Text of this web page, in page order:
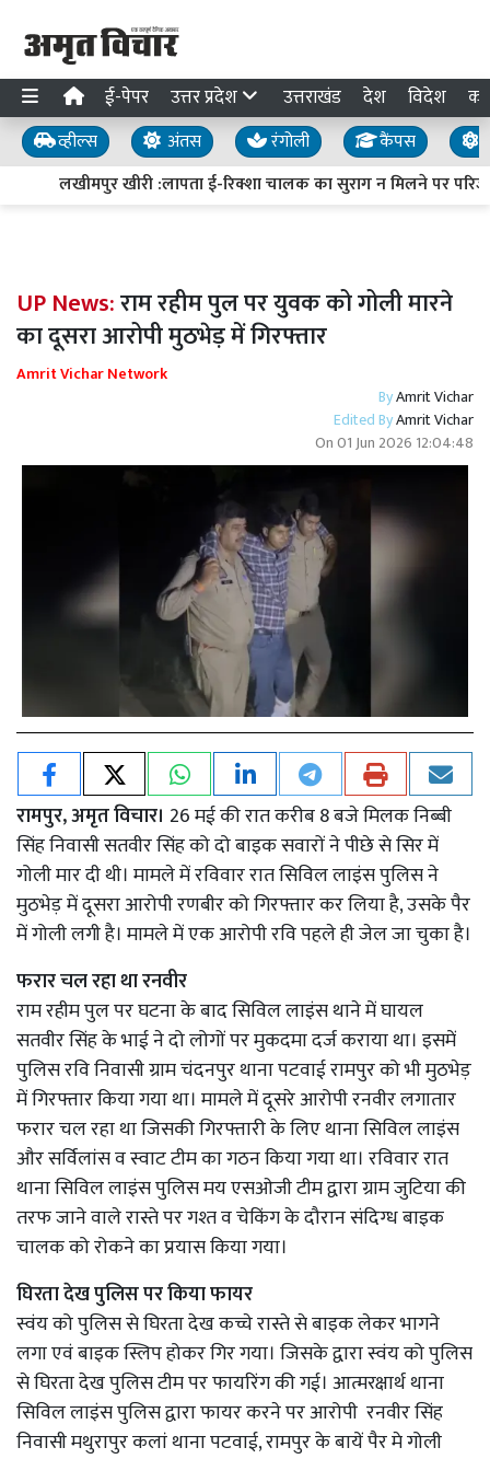
ई-पेपर उत्तर प्रदेश उत्तराखंड देश विदेश
व्हील्स अंतस रंगोली कैंपस
लखीमपुर खीरी :लापता ई-रिक्शा चालक का सुराग न मिलने पर
UP News:राम रहीम पुल पर युवक को गोली मारने
का दूसरा आरोपी मुठभेड़ में गिरफ्तार
Amrit Vichar Network
ByAmrit Vichar
Edited ByAmrit Vichar
On01 Jun 2026 12:04:48
रामपुर, अमृत विचार। 26 मई की रात करीब 8 बजे मिलक निब्बी
सिंह निवासी सतवीर सिंह को दो बाइक सवारों ने पीछे से सिर में
गोली मार दी थी। मामले में रविवार रात सिविल लाइंस पुलिस ने
मुठभेड़ में दूसरा आरोपी रणबीर को गिरफ्तार कर लिया है, उसके पैर
में गोली लगी है। मामले में एक आरोपी रवि पहले ही जेल जा चुका है।
फरार चल रहा था रनवीर
राम रहीम पुल पर घटना के बाद सिविल लाइंस थाने में घायल
सतवीर सिंह के भाई ने दो लोगों पर मुकदमा दर्ज कराया था। इसमें
पुलिस रवि निवासी ग्राम चंदनपुर थाना पटवाई रामपुर को भी मुठभेड़
में गिरफ्तार किया गया था। मामले में दूसरे आरोपी रनवीर लगातार
फरार चल रहा था जिसकी गिरफ्तारी के लिए थाना सिविल लाइंस
और सर्विलांस व स्वाट टीम का गठन किया गया था। रविवार रात
थाना सिविल लाइंस पुलिस मय एसओजी टीम द्वारा ग्राम जुटिया की
तरफ जाने वाले रास्ते पर गश्त व चेकिंग के दौरान संदिग्ध बाइक
चालक को रोकने का प्रयास किया गया।
घिरता देख पुलिस पर किया फायर
स्वंय को पुलिस से घिरता देख कच्चे रास्ते से बाइक लेकर भागने
लगा एवं बाइक स्लिप होकर गिर गया। जिसके द्वारा स्वंय को पुलिस
से घिरता देख पुलिस टीम पर फायरिंग की गई। आत्मरक्षार्थ थाना
सिविल लाइंस पुलिस द्वारा फायर करने पर आरोपी रनवीर सिंह
निवासी मथुरापुर कलां थाना पटवाई, रामपुर के बायें पैर मे गोली